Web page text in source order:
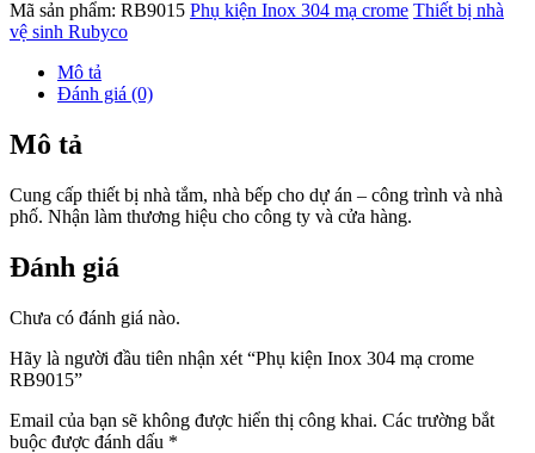
Mã sản phẩm: RB9015 Phụ kiện Inox 304 mạ crome Thiết bị nhà
vệ sinh Rubyco
Mô tả
Đánh giá (0)
Mô tả
Cung cấp thiết bị nhà tắm, nhà bếp cho dự án – công trình và nhà
phố. Nhận làm thương hiệu cho công ty và cửa hàng.
Đánh giá
Chưa có đánh giá nào.
Hãy là người đầu tiên nhận xét “Phụ kiện Inox 304 mạ crome
RB9015”
Email của bạn sẽ không được hiển thị công khai. Các trường bắt
buộc được đánh dấu *